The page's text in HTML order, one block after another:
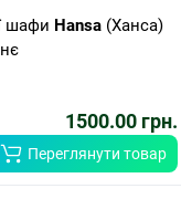
шафи Hansa (Ханса)
1500.00 грн.
Переглянути товар